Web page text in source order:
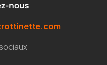
nous